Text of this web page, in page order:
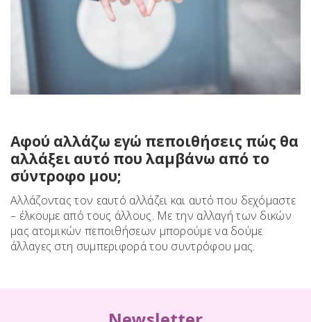
Αφού αλλάζω εγώ πεποιθήσεις πώς θα
αλλάξει αυτό που λαμβάνω από το
σύντροφο μου;
Αλλάζοντας τον εαυτό αλλάζει και αυτό που δεχόμαστε
– έλκουμε από τους άλλους. Με την αλλαγή των δικών
μας ατομικών πεποιθήσεων μπορούμε να δούμε
άλλαγες στη συμπεριφορά του συντρόφου μας.